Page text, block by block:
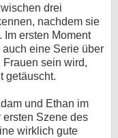
drei
nachdem sie
ersten Moment
eine Serie über
sein wird,
getäuscht.
und Ethan im
ersten Szene des
wirklich gute